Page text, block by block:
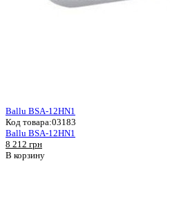
Ballu BSA-12HN1
Код товара:03183
Ballu BSA-12HN1
8 212 грн
В корзину